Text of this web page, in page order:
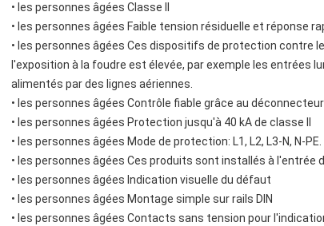
• les personnes âgées Classe II
• les personnes âgées Faible tension résiduelle et réponse
• les personnes âgées Ces dispositifs de protection contre
l'exposition à la foudre est élevée, par exemple les entrées
alimentés par des lignes aériennes.
• les personnes âgées Contrôle fiable grâce au
• les personnes âgées Protection jusqu'à 40 kA de classe II
• les personnes âgées Mode de protection: L1, L2, L3-N, N-PE.
• les personnes âgées Ces produits sont installés à l'entrée
• les personnes âgées Indication visuelle du défaut
• les personnes âgées Montage simple sur rails DIN
• les personnes âgées Contacts sans tension pour